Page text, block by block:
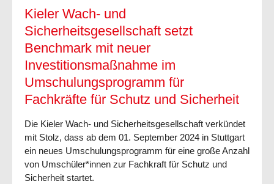
Kieler Wach- und
Sicherheitsgesellschaft setzt
Benchmark mit neuer
Investitionsmaßnahme im
Umschulungsprogramm für
Fachkräfte für Schutz und Sicherheit
Die Kieler Wach- und Sicherheitsgesellschaft verkündet
mit Stolz, dass ab dem 01. September 2024 in Stuttgart
ein neues Umschulungsprogramm für eine große Anzahl
von Umschüler*innen zur Fachkraft für Schutz und
Sicherheit startet.